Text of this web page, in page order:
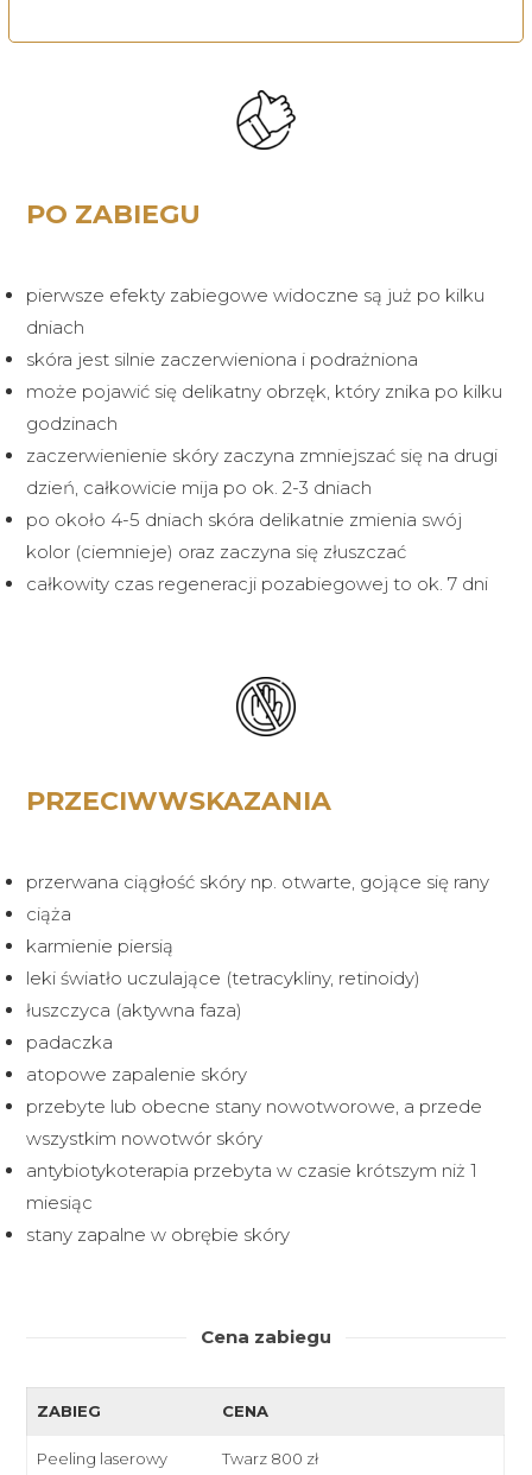
PO ZABIEGU
pierwsze efekty zabiegowe widoczne są już po kilku
dniach
skóra jest silnie zaczerwieniona i podrażniona
może pojawić się delikatny obrzęk, który znika po kilku
godzinach
zaczerwienienie skóry zaczyna zmniejszać się na drugi
dzień, całkowicie mija po ok. 2-3 dniach
po około 4-5 dniach skóra delikatnie zmienia swój
kolor (ciemnieje) oraz zaczyna się złuszczać
całkowity czas regeneracji pozabiegowej to ok. 7 dni
PRZECIWWSKAZANIA
przerwana ciągłość skóry np. otwarte, gojące się rany
ciąża
karmienie piersią
leki światło uczulające (tetracykliny, retinoidy)
łuszczyca (aktywna faza)
padaczka
atopowe zapalenie skóry
przebyte lub obecne stany nowotworowe, a przede
wszystkim nowotwór skóry
antybiotykoterapia przebyta w czasie krótszym niż 1
miesiąc
stany zapalne w obrębie skóry
Cena zabiegu
ZABIEG CENA
Peeling laserowy
Twarz 800 zł